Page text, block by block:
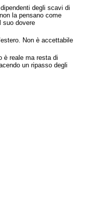
degli scavi di
la pensano come
suo dovere
Non è accettabile
è reale ma resta di
un ripasso degli